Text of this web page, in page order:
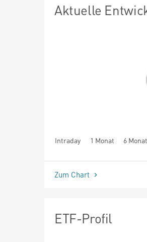
Aktuelle
Intraday 1 Monat 6
seit Beginn
Zum Chart
ETF-Profil